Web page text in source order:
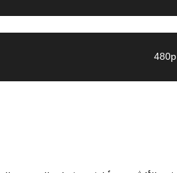
480p